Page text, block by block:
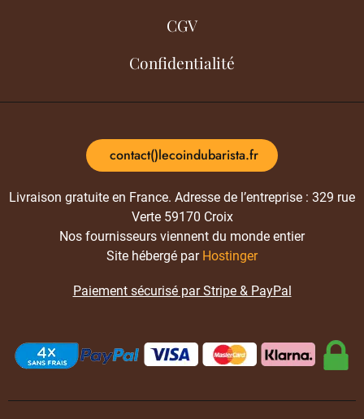
CGV
Confidentialité
contact()lecoindubarista.fr
Livraison gratuite en France. Adresse de l’entreprise : 329 rue
Verte 59170 Croix
Nos fournisseurs viennent du monde entier
Site hébergé par Hostinger
Paiement sécurisé par Stripe & PayPal